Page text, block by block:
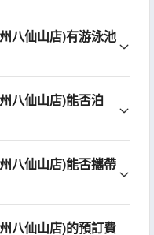
八仙山店)有游泳池
八仙山店)能否泊
八仙山店)能否攜帶
八仙山店)的預訂費